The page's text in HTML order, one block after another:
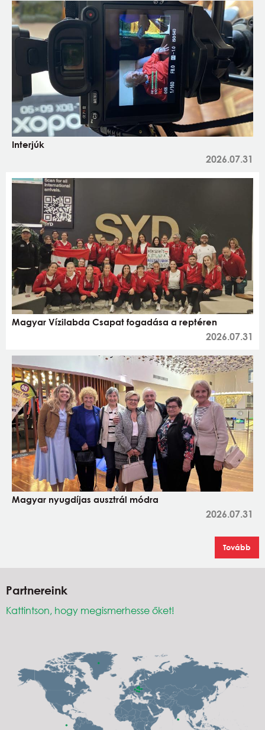
Interjúk
2026.07.31
Magyar Vízilabda Csapat fogadása a reptéren
2026.07.31
Magyar nyugdíjas ausztrál módra
2026.07.31
Tovább
Partnereink
Kattintson, hogy megismerhesse őket!